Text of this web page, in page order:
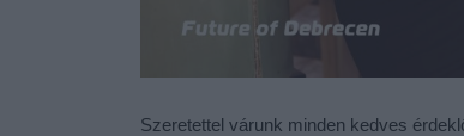
Szeretettel várunk minden kedves